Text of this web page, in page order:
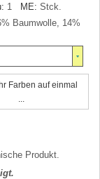
1 ME: Stck.
Baumwolle, 14%
Farben auf einmal
Produkt.